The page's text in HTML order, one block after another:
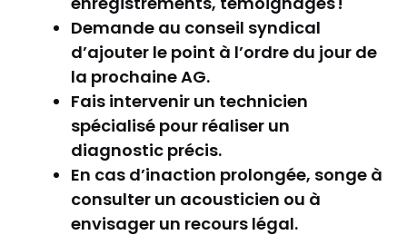
Demande au conseil syndical
d’ajouter le point à l’ordre du jour de
la prochaine AG.
Fais intervenir un technicien
spécialisé pour réaliser un
diagnostic précis.
En cas d’inaction prolongée, songe à
consulter un acousticien ou à
envisager un recours légal.